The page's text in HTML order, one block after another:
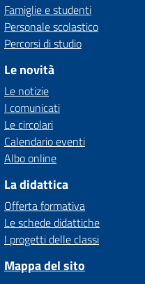
Famiglie e studenti
Personale scolastico
Percorsi di studio
Le novità
Le notizie
I comunicati
Le circolari
Calendario eventi
Albo online
La didattica
Offerta formativa
Le schede didattiche
I progetti delle classi
Mappa del sito